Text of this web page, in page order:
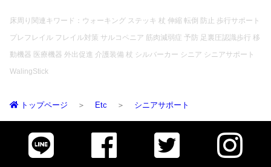
床周り関連キワード：ウォーキング ステッキ 杖 伸縮 転倒 防止 歩行サポート
プレフレイル フレイル対策 サルコペニア 筋肉減弱症 予防 足裏圧認識歩行 移
動機器 医療機器 外出促進 介護装備 杖 シルバーカー シニア シニアサポート
WalingStick
トップページ Etc シニアサポート